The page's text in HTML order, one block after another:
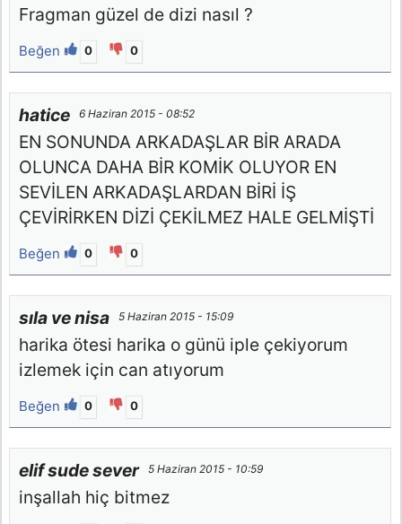
Fragman güzel de dizi nasıl ?
Beğen 0 0
hatice 6 Haziran 2015 - 08:52
EN SONUNDA ARKADAŞLAR BİR ARADA
OLUNCA DAHA BİR KOMİK OLUYOR EN
SEVİLEN ARKADAŞLARDAN BİRİ İŞ
ÇEVİRİRKEN DİZİ ÇEKİLMEZ HALE GELMİŞTİ
Beğen 0 0
sıla ve nisa 5 Haziran 2015 - 15:09
harika ötesi harika o günü iple çekiyorum
izlemek için can atıyorum
Beğen 0 0
elif sude sever 5 Haziran 2015 - 10:59
inşallah hiç bitmez